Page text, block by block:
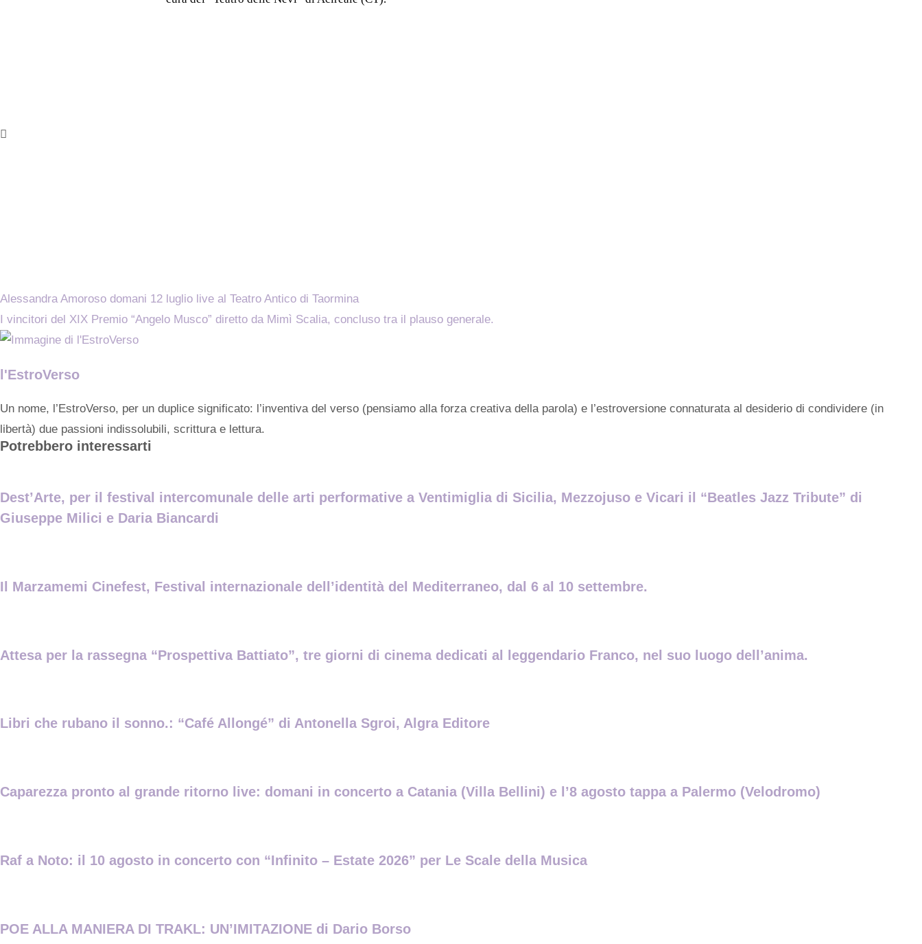
Alessandra Amoroso domani 12 luglio live al Teatro Antico di Taormina
I vincitori del XIX Premio “Angelo Musco” diretto da Mimì Scalia, concluso tra il plauso generale.
l'EstroVerso
Un nome, l’EstroVerso, per un duplice significato: l’inventiva del verso (pensiamo alla forza creativa della parola) e l’estroversione connaturata al desiderio di condividere (in
libertà) due passioni indissolubili, scrittura e lettura.
Potrebbero interessarti
Dest’Arte, per il festival intercomunale delle arti performative a Ventimiglia di Sicilia, Mezzojuso e Vicari il “Beatles Jazz Tribute” di
Giuseppe Milici e Daria Biancardi
Il Marzamemi Cinefest, Festival internazionale dell’identità del Mediterraneo, dal 6 al 10 settembre.
Attesa per la rassegna “Prospettiva Battiato”, tre giorni di cinema dedicati al leggendario Franco, nel suo luogo dell’anima.
Libri che rubano il sonno.: “Café Allongé” di Antonella Sgroi, Algra Editore
Caparezza pronto al grande ritorno live: domani in concerto a Catania (Villa Bellini) e l’8 agosto tappa a Palermo (Velodromo)
Raf a Noto: il 10 agosto in concerto con “Infinito – Estate 2026” per Le Scale della Musica
POE ALLA MANIERA DI TRAKL: UN’IMITAZIONE di Dario Borso